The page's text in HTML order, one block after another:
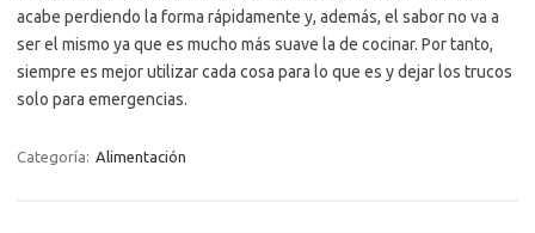
acabe perdiendo la forma rápidamente y, además, el sabor no va a
ser el mismo ya que es mucho más suave la de cocinar. Por tanto,
siempre es mejor utilizar cada cosa para lo que es y dejar los trucos
solo para emergencias.
Categoría: Alimentación